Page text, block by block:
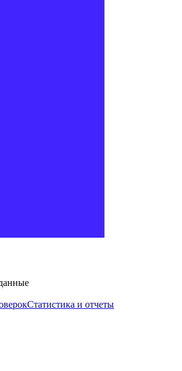
Статистика и отчеты